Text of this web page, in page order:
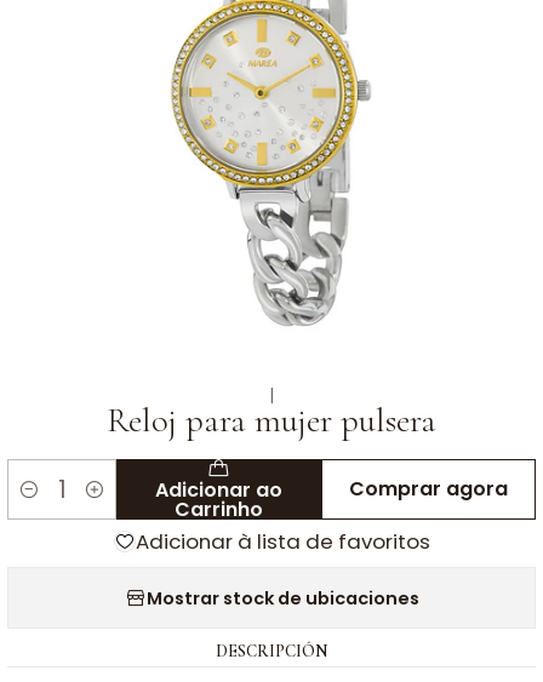
|
Reloj para mujer pulsera
Quantidade Adicionar ao
Carrinho
Comprar agora
Adicionar à lista de favoritos
Mostrar stock de ubicaciones
DESCRIPCIÓN